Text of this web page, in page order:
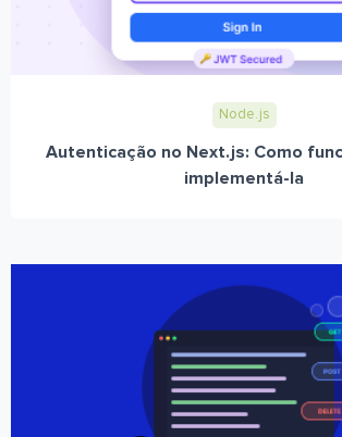
Node.js
Autenticação no Next.js: Como
implementá-la